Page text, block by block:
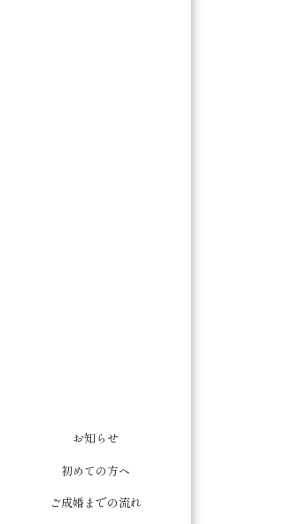
お知らせ
初めての方へ
ご成婚までの流れ